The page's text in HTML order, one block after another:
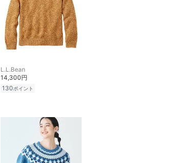
L.L.Bean
14,300円
130ポイント